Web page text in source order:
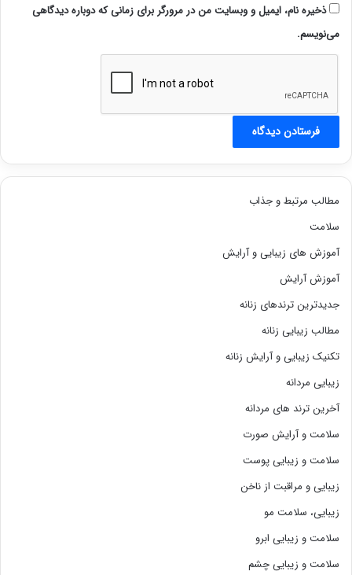
ذخیره نام، ایمیل و وبسایت من در مرورگر برای زمانی که دوباره دیدگاهی
می‌نویسم.
مطالب مرتبط و جذاب
سلامت
آموزش های زیبایی و آرایش
آموزش آرایش
جدیدترین ترندهای زنانه
مطالب زیبایی زنانه
تکنیک زیبایی و آرایش زنانه
زیبایی مردانه
آخرین ترند های مردانه
سلامت و آرایش صورت
سلامت و زیبایی پوست
زیبایی و مراقبت از ناخن
زیبایی، سلامت مو
سلامت و زیبایی ابرو
سلامت و زیبایی چشم